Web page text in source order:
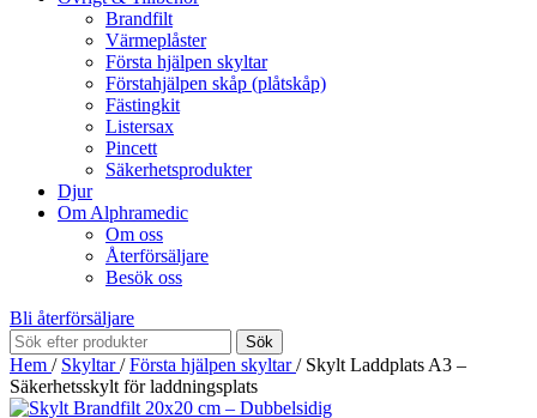
Brandfilt
Värmeplåster
Första hjälpen skyltar
Förstahjälpen skåp (plåtskåp)
Fästingkit
Listersax
Pincett
Säkerhetsprodukter
Djur
Om Alphramedic
Om oss
Återförsäljare
Besök oss
Bli återförsäljare
Sök
Hem / Skyltar/ Första hjälpen skyltar/ Skylt Laddplats A3 –
Säkerhetsskylt för laddningsplats